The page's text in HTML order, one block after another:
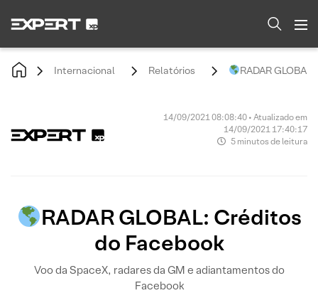
Internacional Relatórios RADAR
14/09/2021 08:08:40 • Atualizado em
14/09/2021 17:40:17
5 minutos de leitura
RADAR GLOBAL: Créditos
do Facebook
Voo da SpaceX, radares da GM e adiantamentos do
Facebook